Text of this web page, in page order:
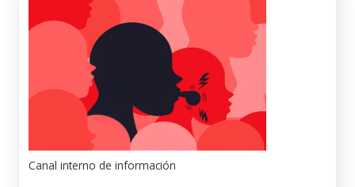
Canal interno de información